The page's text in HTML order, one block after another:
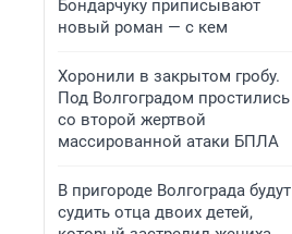
Бондарчуку приписывают
новый роман — с кем
Хоронили в закрытом гробу.
Под Волгоградом простились
со второй жертвой
массированной атаки БПЛА
В пригороде Волгограда будут
судить отца двоих детей,